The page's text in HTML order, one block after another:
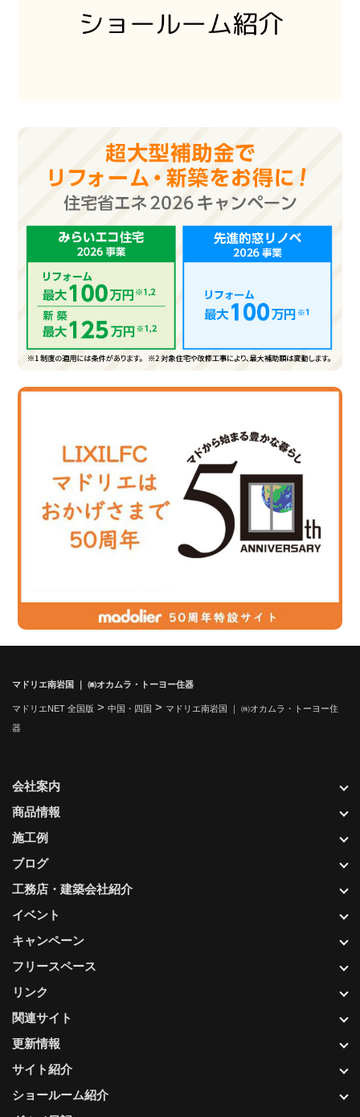
マドリエ南岩国 ｜ ㈱オカムラ・トーヨー住器
マドリエNET 全国版 > 中国・四国 > マドリエ南岩国 ｜ ㈱オカムラ・トーヨー住
器
更新情報
サイト紹介
ショールーム紹介
会社案内
商品情報
施工例
ブログ
工務店・建築会社紹介
イベント
キャンペーン
フリースペース
リンク
関連サイト